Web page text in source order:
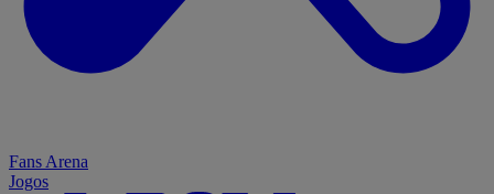
Fans Arena
Jogos